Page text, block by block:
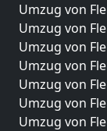
Umzug von
Umzug von
Umzug von
Umzug von
Umzug von
Umzug von
Umzug von